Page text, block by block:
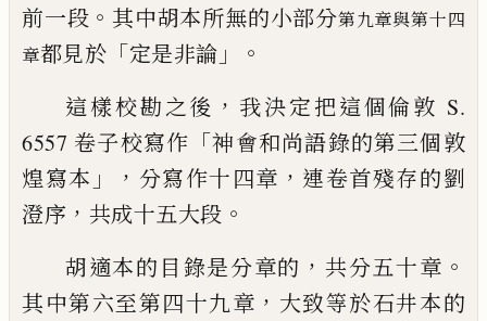
前一段 。其中胡本所無的小部分第九章與第十四
章都見於 「定是非論 」。
這樣校勘之後 ， 我決定把這個倫敦 S.
6557 卷子校寫作 「神會和尚語錄的第三個敦
煌寫本 」， 分寫作十四章 ， 連卷首殘存的劉
澄序 ， 共成十五大段 。
胡適本的目錄是分章的 ， 共分五十章 。
其中第六至第四十九章 ， 大致等於石井本的